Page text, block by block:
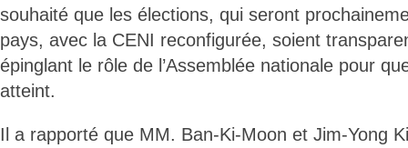
souhaité que les élections, qui seront
pays, avec la CENI reconfigurée, soient
épinglant le rôle de l’Assemblée nationale pour
atteint.
Il a rapporté que MM. Ban-Ki-Moon et Jim-Yong